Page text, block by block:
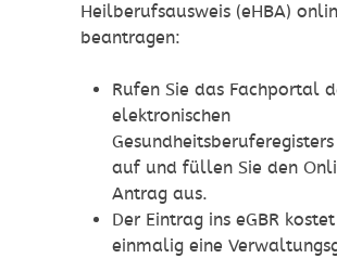
Heilberufsausweis (eHBA)
beantragen:
Rufen Sie das Fachportal
elektronischen
Gesundheitsberuferegisters
auf und füllen Sie den
Antrag aus.
Der Eintrag ins eGBR kostet
einmalig eine